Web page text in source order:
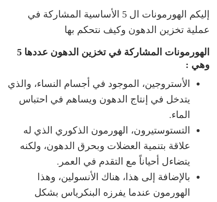
إليكم الهورمونات ال 5 الأساسية المشاركة في
عملية تخزين الدهون وكيف نتحكم بها
الهورمونات المشاركة في تخزين الدهون عددها 5
وهي :
الأستروجين، الموجود في أجسام النساء، والذي
يتدخل في إنتاج الدهون ويساهم في احتباس
الماء.
التستوستيرون، الهورمون الذكوري الذي له
علاقة بتنمية العضلات وبحرق الدهون، ولكنه
يتضاءل أحياناً مع التقدم في العمر.
بالإضافة إلى هذا، هناك الأنسولين، وهذا
الهورمون عندما يفرزه البنكرياس بشكل